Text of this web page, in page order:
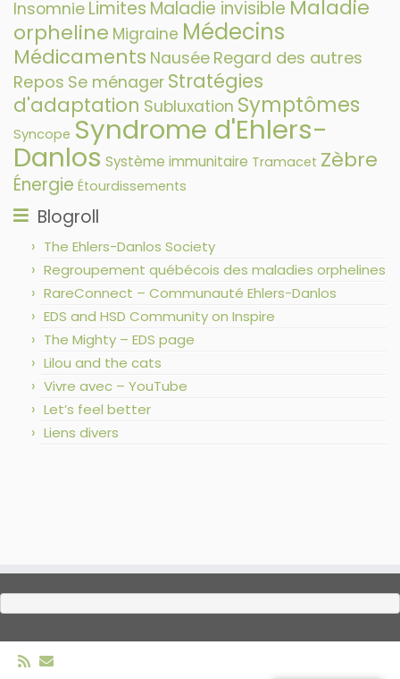
Insomnie Limites Maladie invisible Maladie
orpheline Migraine Médecins
Médicaments Nausée Regard des autres
Repos Se ménager Stratégies
d'adaptation Subluxation Symptômes
Syncope Syndrome d'Ehlers-
Danlos Système immunitaire Tramacet Zèbre
Énergie Étourdissements
Blogroll
The Ehlers-Danlos Society
Regroupement québécois des maladies orphelines
RareConnect – Communauté Ehlers-Danlos
EDS and HSD Community on Inspire
The Mighty – EDS page
Lilou and the cats
Vivre avec – YouTube
Let’s feel better
Liens divers